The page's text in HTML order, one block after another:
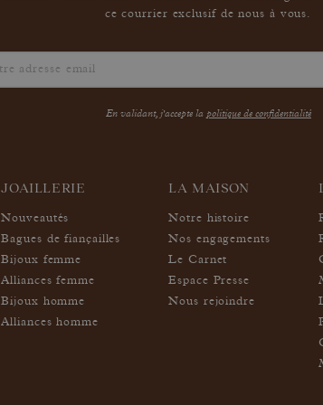
ce courrier exclusif de nous à vous.
En validant, j'accepte la politique de confidentialité
JOAILLERIE
Nouveautés
Bagues de fiançailles
Bijoux femme
Alliances femme
Bijoux homme
Alliances homme
LA MAISON
Notre histoire
Nos engagements
Le Carnet
Espace Presse
Nous rejoindre